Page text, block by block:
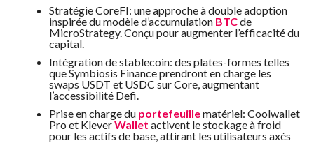
Stratégie CoreFI: une approche à double adoption
inspirée du modèle d’accumulation BTCde
MicroStrategy. Conçu pour augmenter l’efficacité du
capital.
Intégration de stablecoin: des plates-formes telles
que Symbiosis Finance prendront en charge les
swaps USDT et USDC sur Core, augmentant
l’accessibilité Defi.
Prise en charge du portefeuillematériel: Coolwallet
Pro et KleverWallet activent le stockage à froid
pour les actifs de base, attirant les utilisateurs axés